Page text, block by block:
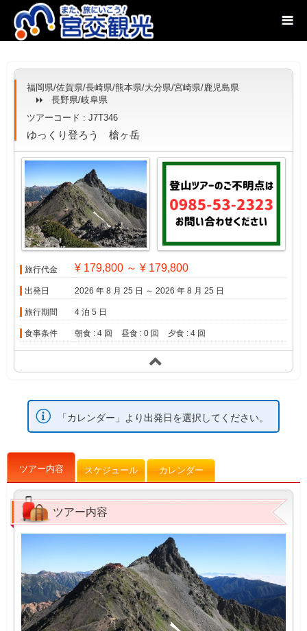
福岡県/佐賀県/長崎県/熊本県/大分県/宮崎県/鹿児島県
長野県/岐阜県
ツアーコード : J7T346
ゆっくり登ろう 槍ヶ岳
旅行代金 ¥ 179,800 ～ ¥ 179,800
出発日 2026 年 8 月 25 日 ～ 2026 年 8 月 25 日
旅行期間 4 泊 5 日
食事条件 朝食 : 4 回 昼食 : 0 回 夕食 : 4 回
「カレンダー」より出発日を選択してください。
ツアー内容 スケジュール カレンダー
ツアー内容